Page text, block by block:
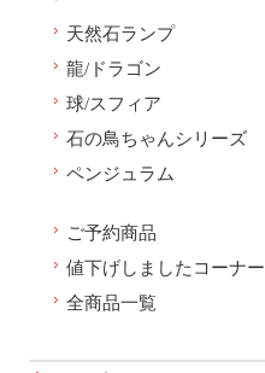
天然石ランプ
龍/ドラゴン
球/スフィア
石の鳥ちゃんシリーズ
ペンジュラム
ご予約商品
値下げしましたコーナー
全商品一覧